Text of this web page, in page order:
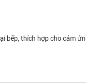
bếp, thích hợp cho cảm